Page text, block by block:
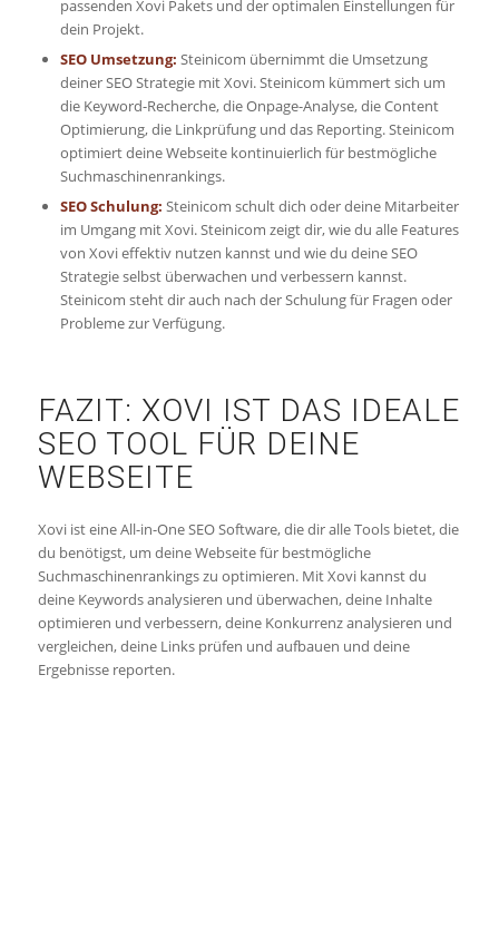
passenden Xovi Pakets und der optimalen Einstellungen für
dein Projekt.
SEO Umsetzung: Steinicom übernimmt die Umsetzung
deiner SEO Strategie mit Xovi. Steinicom kümmert sich um
die Keyword-Recherche, die Onpage-Analyse, die Content
Optimierung, die Linkprüfung und das Reporting. Steinicom
optimiert deine Webseite kontinuierlich für bestmögliche
Suchmaschinenrankings.
SEO Schulung: Steinicom schult dich oder deine Mitarbeiter
im Umgang mit Xovi. Steinicom zeigt dir, wie du alle Features
von Xovi effektiv nutzen kannst und wie du deine SEO
Strategie selbst überwachen und verbessern kannst.
Steinicom steht dir auch nach der Schulung für Fragen oder
Probleme zur Verfügung.
FAZIT: XOVI IST DAS IDEALE
SEO TOOL FÜR DEINE
WEBSEITE
Xovi ist eine All-in-One SEO Software, die dir alle Tools bietet, die
du benötigst, um deine Webseite für bestmögliche
Suchmaschinenrankings zu optimieren. Mit Xovi kannst du
deine Keywords analysieren und überwachen, deine Inhalte
optimieren und verbessern, deine Konkurrenz analysieren und
vergleichen, deine Links prüfen und aufbauen und deine
Ergebnisse reporten.